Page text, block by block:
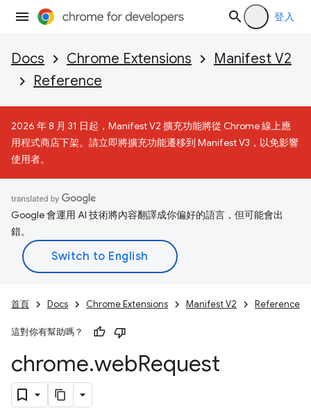
登入
Docs Chrome Extensions
Manifest V2
Reference
2026 年 8 月 31 日起，Manifest V2 擴充功能將從 Chrome 線上應
用程式商店下架。請立即將擴充功能遷移到 Manifest V3，以免影響
使用者。
Google 會運用 AI 技術將內容翻譯成你偏好的語言，但可能會出
錯。
首頁 Docs Chrome Extensions Manifest V2 Reference
這對你有幫助嗎？
chrome.webRequest